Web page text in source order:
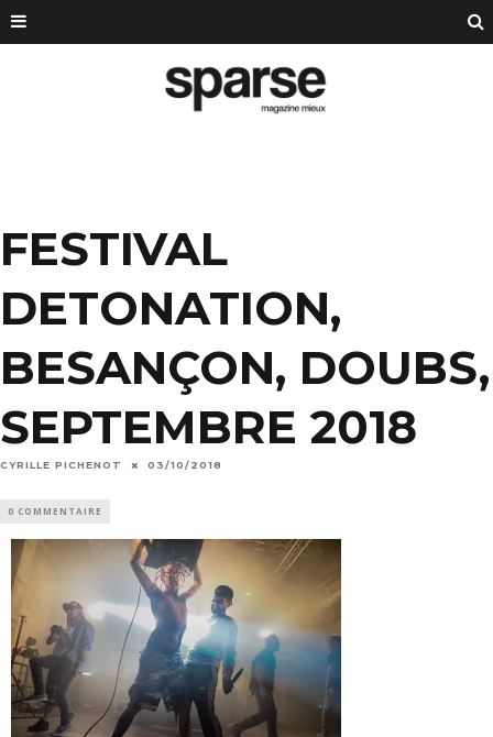
FESTIVAL
DETONATION,
BESANÇON, DOUBS,
SEPTEMBRE 2018
CYRILLE PICHENOT 03/10/2018
0 COMMENTAIRE